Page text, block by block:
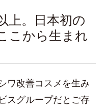
上。日本初の
こから生まれ
ワ改善コスメを生み
スグループだとご存